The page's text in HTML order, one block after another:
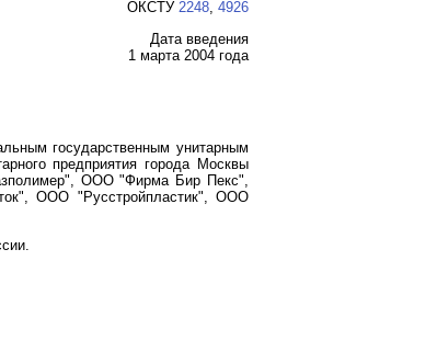
ОКСТУ 2248, 4926
Дата введения
1 марта 2004 года
государственным унитарным
предприятия города Москвы
ООО "Фирма Бир Пекс",
ООО "Русстройпластик", ООО